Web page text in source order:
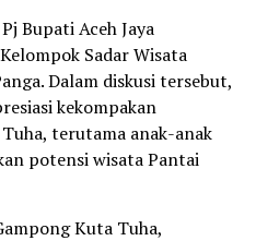
Bupati Aceh Jaya
Sadar Wisata
Dalam diskusi tersebut,
kekompakan
terutama anak-anak
potensi wisata Pantai
Kuta Tuha,